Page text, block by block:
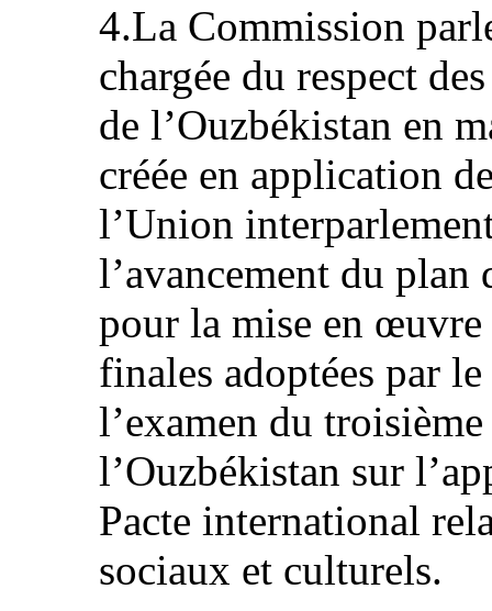
4.La Commission
chargée du respect
de l’Ouzbékistan en
créée en application
l’Union
l’avancement du
pour la mise en œuvre
finales adoptées par
l’examen du
l’Ouzbékistan sur
Pacte international
sociaux et culturels.